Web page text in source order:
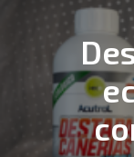
PRODUCTOS
NOVEDADES
CONTACTO
BUSCAR